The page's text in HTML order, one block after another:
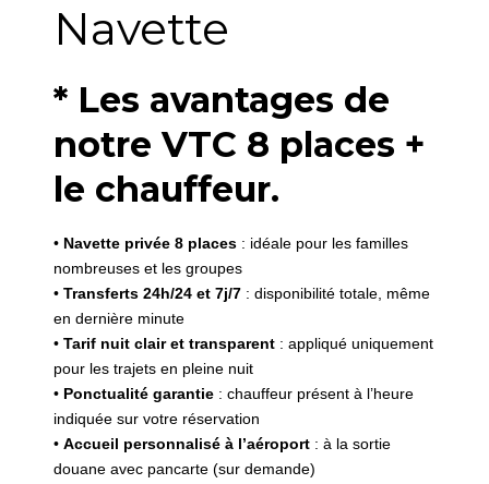
Navette
* Les avantages de
notre VTC 8 places +
le chauffeur.
• Navette privée 8 places : idéale pour les familles
nombreuses et les groupes
• Transferts 24h/24 et 7j/7 : disponibilité totale, même
en dernière minute
• Tarif nuit clair et transparent : appliqué uniquement
pour les trajets en pleine nuit
• Ponctualité garantie : chauffeur présent à l’heure
indiquée sur votre réservation
• Accueil personnalisé à l’aéroport : à la sortie
douane avec pancarte (sur demande)